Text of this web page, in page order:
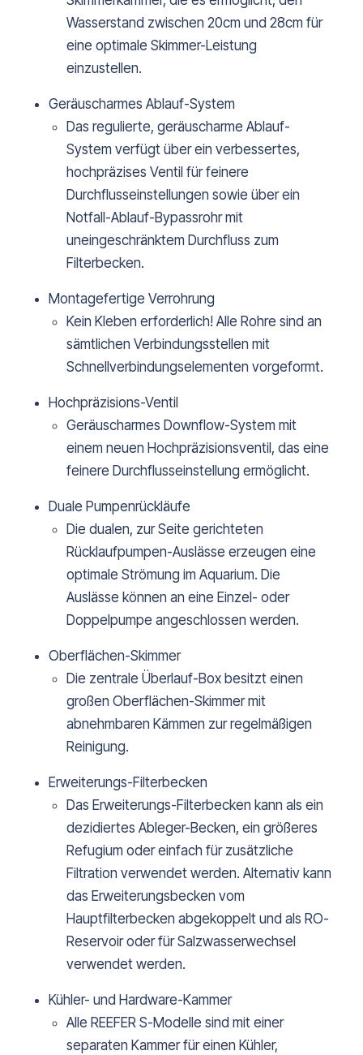
Wasserstand zwischen 20cm und 28cm für
eine optimale Skimmer-Leistung
einzustellen.
Geräuscharmes Ablauf-System
Das regulierte, geräuscharme Ablauf-
System verfügt über ein verbessertes,
hochpräzises Ventil für feinere
Durchflusseinstellungen sowie über ein
Notfall-Ablauf-Bypassrohr mit
uneingeschränktem Durchfluss zum
Filterbecken.
Montagefertige Verrohrung
Kein Kleben erforderlich! Alle Rohre sind an
sämtlichen Verbindungsstellen mit
Schnellverbindungselementen vorgeformt.
Hochpräzisions-Ventil
Geräuscharmes Downflow-System mit
einem neuen Hochpräzisionsventil, das eine
feinere Durchflusseinstellung ermöglicht.
Duale Pumpenrückläufe
Die dualen, zur Seite gerichteten
Rücklaufpumpen-Auslässe erzeugen eine
optimale Strömung im Aquarium. Die
Auslässe können an eine Einzel- oder
Doppelpumpe angeschlossen werden.
Oberflächen-Skimmer
Die zentrale Überlauf-Box besitzt einen
großen Oberflächen-Skimmer mit
abnehmbaren Kämmen zur regelmäßigen
Reinigung.
Erweiterungs-Filterbecken
Das Erweiterungs-Filterbecken kann als ein
dezidiertes Ableger-Becken, ein größeres
Refugium oder einfach für zusätzliche
Filtration verwendet werden. Alternativ kann
das Erweiterungsbecken vom
Hauptfilterbecken abgekoppelt und als RO-
Reservoir oder für Salzwasserwechsel
verwendet werden.
Kühler- und Hardware-Kammer
Alle REEFER S-Modelle sind mit einer
separaten Kammer für einen Kühler,